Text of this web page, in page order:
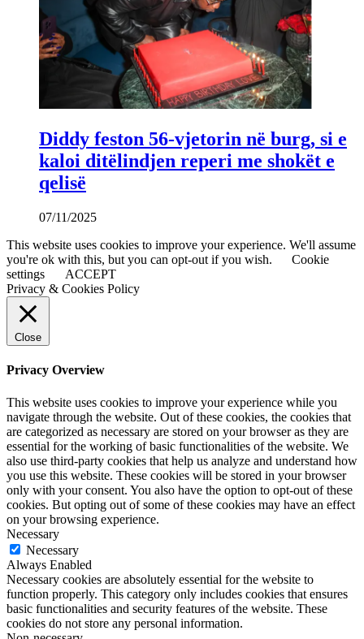
Diddy feston 56-vjetorin në burg, si e
kaloi ditëlindjen reperi me shokët e
qelisë
07/11/2025
This website uses cookies to improve your experience. We'll assume
you're ok with this, but you can opt-out if you wish.
Cookie
settings
ACCEPT
Privacy & Cookies Policy
Close
Privacy Overview
This website uses cookies to improve your experience while you
navigate through the website. Out of these cookies, the cookies that
are categorized as necessary are stored on your browser as they are
essential for the working of basic functionalities of the website. We
also use third-party cookies that help us analyze and understand how
you use this website. These cookies will be stored in your browser
only with your consent. You also have the option to opt-out of these
cookies. But opting out of some of these cookies may have an effect
on your browsing experience.
Necessary
Necessary
Always Enabled
Necessary cookies are absolutely essential for the website to
function properly. This category only includes cookies that ensures
basic functionalities and security features of the website. These
cookies do not store any personal information.